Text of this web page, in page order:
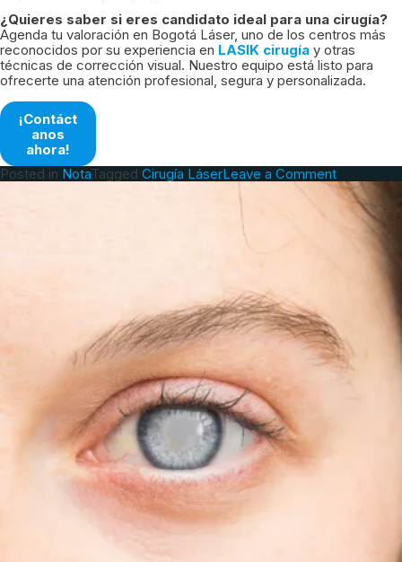
¿Quieres saber si eres candidato ideal para una cirugía?
Agenda tu valoración en Bogotá Láser, uno de los centros más
reconocidos por su experiencia en LASIK cirugía y otras
técnicas de corrección visual. Nuestro equipo está listo para
ofrecerte una atención profesional, segura y personalizada.
¡Contáct
anos
ahora!
Posted in NotaTagged Cirugía LáserLeave a Commenton
Quienes
son